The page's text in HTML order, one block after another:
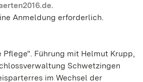
Anmeldung erforderlich.
Pflege". Führung mit Helmut Krupp,
Schwetzingen
im Wechsel der